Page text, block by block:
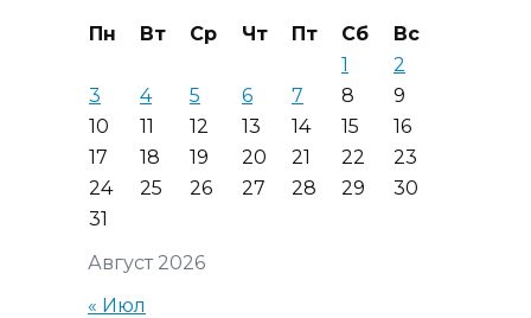
Август 2026
Пн Вт Ср Чт Пт Сб
Вс
1
2
3
4 5 6 7 8
9
10
11 12 13 14 15
16
17
18 19 20 21 22
23
24
25 26 27 28 29
30
31
« Июл